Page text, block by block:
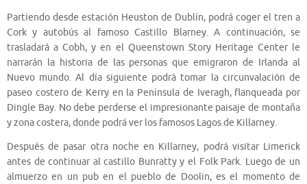
Partiendo desde estación Heuston de Dublín, podrá coger el tren a
Cork y autobús al famoso Castillo Blarney. A continuación, se
trasladará a Cobh, y en el Queenstown Story Heritage Center le
narrarán la historia de las personas que emigraron de Irlanda al
Nuevo mundo. Al día siguiente podrá tomar la circunvalación de
paseo costero de Kerry en la Península de Iveragh, flanqueada por
Dingle Bay. No debe perderse el impresionante paisaje de montaña
y zona costera, donde podrá ver los famosos Lagos de Killarney.
Después de pasar otra noche en Killarney, podrá visitar Limerick
antes de continuar al castillo Bunratty y el Folk Park. Luego de un
almuerzo en un pub en el pueblo de Doolin, es el momento de